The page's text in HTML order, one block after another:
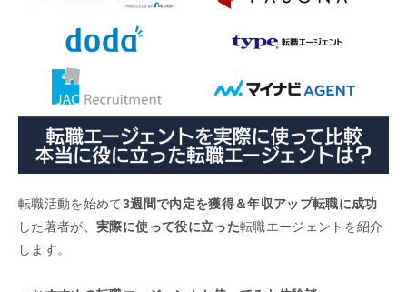
転職活動を始めて3週間で内定を獲得＆年収アップ転職に成功
した著者が、実際に使って役に立った転職エージェントを紹介
します。